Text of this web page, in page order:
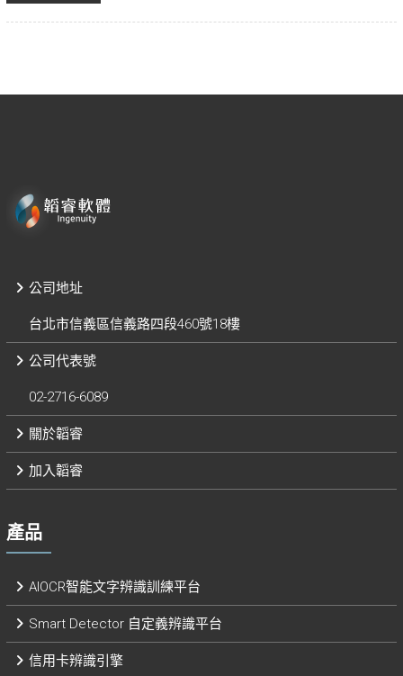
公司地址
台北市信義區信義路四段460號18樓
公司代表號
02-2716-6089
關於韜睿
加入韜睿
產品
AIOCR智能文字辨識訓練平台
Smart Detector 自定義辨識平台​
信用卡辨識引擎